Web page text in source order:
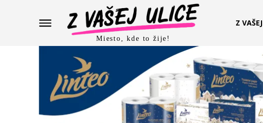
Miesto, kde to žije!
Z